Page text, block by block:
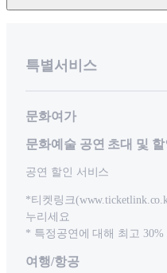
특별서비스
문화여가
문화예술 공연 초대 및
공연 할인 서비스
*티켓링크
누리세요
* 특정공연에 대해 최고 30%
여행/항공